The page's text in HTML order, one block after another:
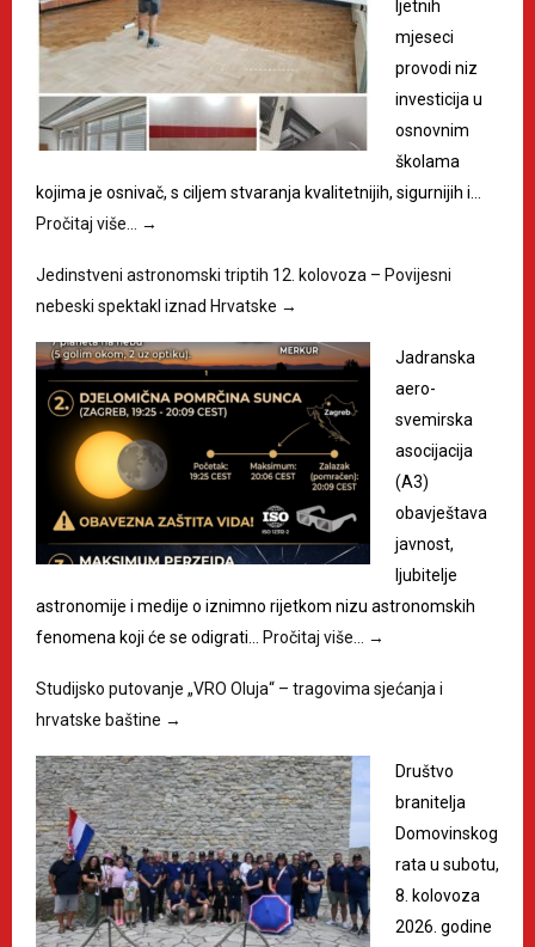
ljetnih
mjeseci
provodi niz
investicija u
osnovnim
školama
kojima je osnivač, s ciljem stvaranja kvalitetnijih, sigurnijih i…
Pročitaj više…
→
Jedinstveni astronomski triptih 12. kolovoza – Povijesni
nebeski spektakl iznad Hrvatske →
Jadranska
aero-
svemirska
asocijacija
(A3)
obavještava
javnost,
ljubitelje
astronomije i medije o iznimno rijetkom nizu astronomskih
fenomena koji će se odigrati…
Pročitaj više… →
Studijsko putovanje „VRO Oluja“ – tragovima sjećanja i
hrvatske baštine →
Društvo
branitelja
Domovinskog
rata u subotu,
8. kolovoza
2026. godine